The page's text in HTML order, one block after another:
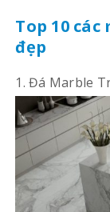
Top 10
đẹp
1. Đá Marble